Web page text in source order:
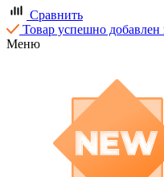
Сравнить
Товар успешно добавлен
Меню